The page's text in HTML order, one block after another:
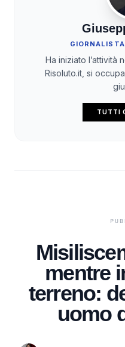
Ha iniziato l’attività
Risoluto.it, si
TUTTI
mentre
terreno:
uomo